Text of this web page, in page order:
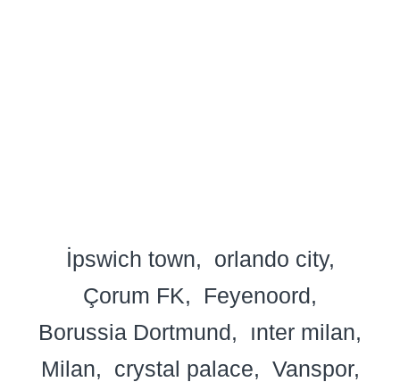
İpswich town
orlando city
Çorum FK
Feyenoord
Borussia Dortmund
ınter milan
Milan
crystal palace
Vanspor